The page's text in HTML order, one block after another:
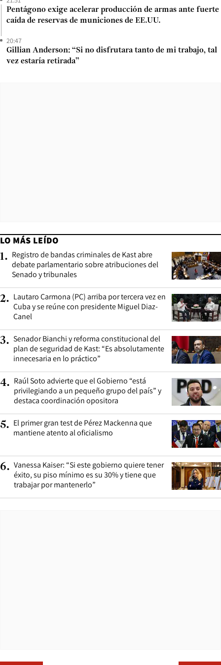
Pentágono exige acelerar producción de armas ante fuerte
caída de reservas de municiones de EE.UU.
20:47
Gillian Anderson: “Si no disfrutara tanto de mi trabajo, tal
vez estaría retirada”
LO MÁS LEÍDO
1. Registro de bandas criminales de Kast abre
debate parlamentario sobre atribuciones del
Senado y tribunales
2. Lautaro Carmona (PC) arriba por tercera vez en
Cuba y se reúne con presidente Miguel Diaz-
Canel
3. Senador Bianchi y reforma constitucional del
plan de seguridad de Kast: “Es absolutamente
innecesaria en lo práctico”
4. Raúl Soto advierte que el Gobierno “está
privilegiando a un pequeño grupo del país” y
destaca coordinación opositora
5. El primer gran test de Pérez Mackenna que
mantiene atento al oficialismo
6. Vanessa Kaiser: “Si este gobierno quiere tener
éxito, su piso mínimo es su 30% y tiene que
trabajar por mantenerlo”